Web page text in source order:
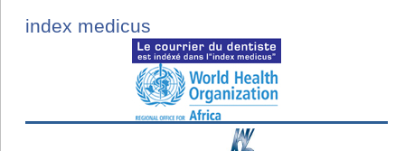
index medicus